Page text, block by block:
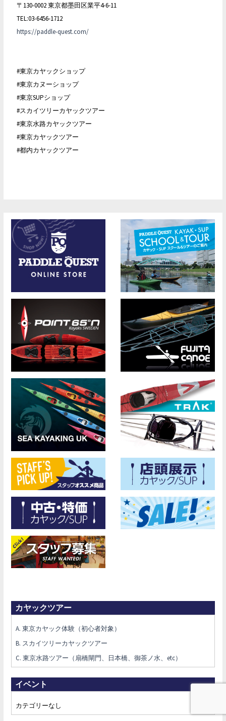
〒130-0002 東京都墨田区業平4-6-11
TEL:03-6456-1712
https://paddle-quest.com/
#東京カヤックショップ
#東京カヌーショップ
#東京SUPショップ
#スカイツリーカヤックツアー
#東京水路カヤックツアー
#東京カヤックツアー
#都内カヤックツアー
カヤックツアー
A. 東京カヤック体験（初心者対象）
B. スカイツリーカヤックツアー
C. 東京水路ツアー（扇橋閘門、日本橋、御茶ノ水、etc）
イベント
カテゴリーなし